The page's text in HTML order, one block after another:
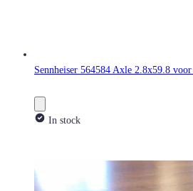
Sennheiser 564584 Axle 2.8x59.8
In stock